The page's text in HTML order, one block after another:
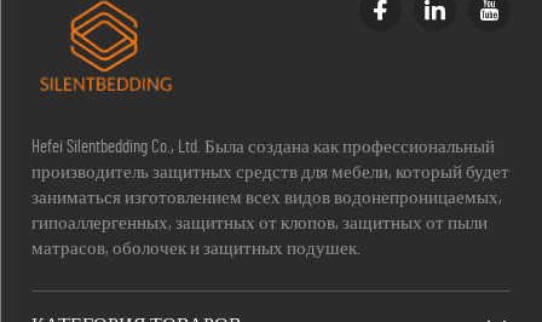
Hefei Silentbedding Co., Ltd. Была создана как профессиональный
производитель защитных средств для мебели, который будет
заниматься изготовлением всех видов водонепроницаемых,
гипоаллергенных, защитных от клопов, защитных от пыли
матрасов, оболочек и защитных подушек.